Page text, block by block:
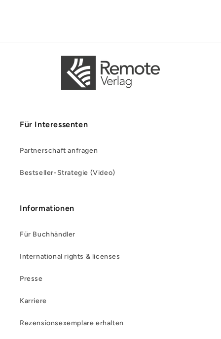
Für Interessenten
Partnerschaft anfragen
Bestseller-Strategie (Video)
Informationen
Für Buchhändler
International rights & licenses
Presse
Karriere
Rezensionsexemplare erhalten